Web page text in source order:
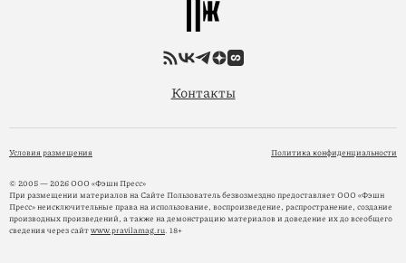
Контакты
Условия размещения Политика конфиденциальности
© 2005 — 2026 ООО «Фэшн Пресс»
При размещении материалов на Сайте Пользователь безвозмездно предоставляет ООО «Фэшн
Пресс» неисключительные права на использование, воспроизведение, распространение, создание
производных произведений, а также на демонстрацию материалов и доведение их до всеобщего
сведения через сайтwww.pravilamag.ru. 18+